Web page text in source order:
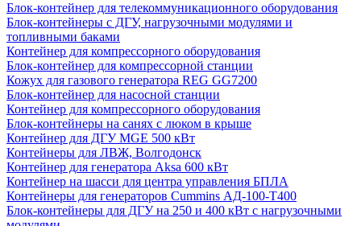
Блок-контейнер для телекоммуникационного оборудования
Блок-контейнеры с ДГУ, нагрузочными модулями и
топливными баками
Контейнер для компрессорного оборудования
Блок-контейнер для компрессорной станции
Кожух для газового генератора REG GG7200
Блок-контейнер для насосной станции
Контейнер для компрессорного оборудования
Блок-контейнеры на санях с люком в крыше
Контейнер для ДГУ MGE 500 кВт
Контейнеры для ЛВЖ, Волгодонск
Контейнер для генератора Aksa 600 кВт
Контейнер на шасси для центра управления БПЛА
Контейнеры для генераторов Cummins АД-100-Т400
Блок-контейнеры для ДГУ на 250 и 400 кВт с нагрузочными